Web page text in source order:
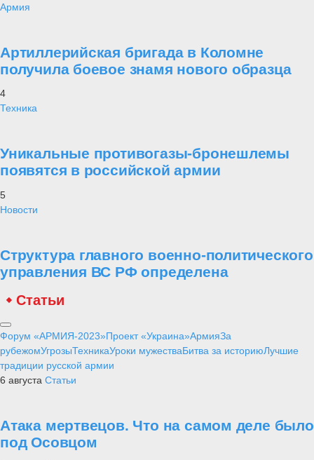
Армия
Артиллерийская бригада в Коломне
получила боевое знамя нового образца
4
Техника
Уникальные противогазы-бронешлемы
появятся в российской армии
5
Новости
Структура главного военно-политического
управления ВС РФ определена
Статьи
Форум «АРМИЯ-2023»Проект «Украина»АрмияЗа
рубежомУгрозыТехникаУроки мужестваБитва за историюЛучшие
традиции русской армии
6 августа Статьи
Атака мертвецов. Что на самом деле было
под Осовцом